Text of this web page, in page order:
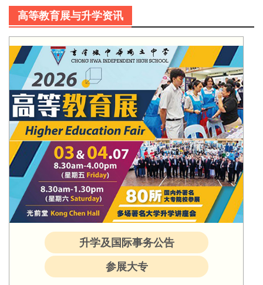
高等教育展与升学资讯
升学及国际事务公告
参展大专